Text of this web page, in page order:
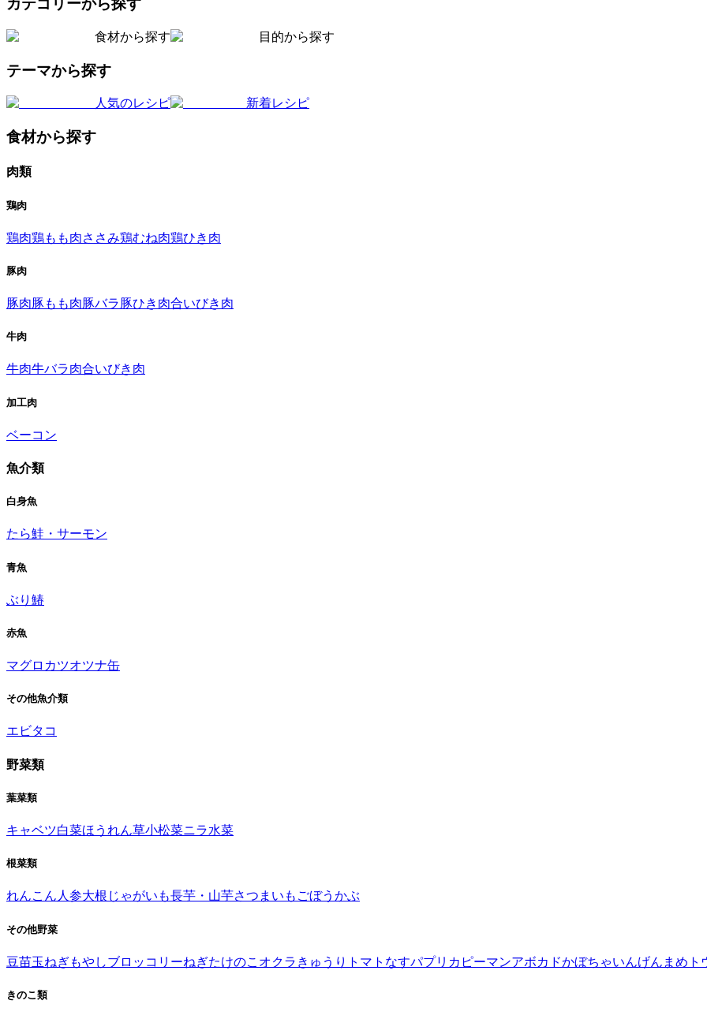
カテゴリーから探す
食材から探す 目的から探す
テーマから探す
人気のレシピ 新着レシピ
食材から探す
肉類
鶏肉
鶏肉鶏もも肉ささみ鶏むね肉鶏ひき肉
豚肉
豚肉豚もも肉豚バラ豚ひき肉合いびき肉
牛肉
牛肉牛バラ肉合いびき肉
加工肉
ベーコン
魚介類
白身魚
たら鮭・サーモン
青魚
ぶり 鰆
赤魚
マグロ カツオツナ缶
その他魚介類
エビタコ
野菜類
葉菜類
キャベツ白菜ほうれん草小松菜ニラ水菜
根菜類
れんこん人参大根 じゃがいも長芋・山芋さつまいも ごぼう かぶ
その他野菜
豆苗玉ねぎもやしブロッコリーねぎたけのこ オクラ きゅうり トマト なすパプリカ ピーマンアボカドかぼちゃいんげんまめ
きのこ類